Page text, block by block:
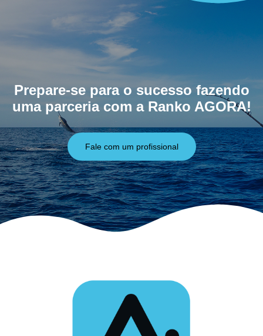
Prepare-se para o sucesso fazendo
uma parceria com a Ranko AGORA!
Fale com um profissional